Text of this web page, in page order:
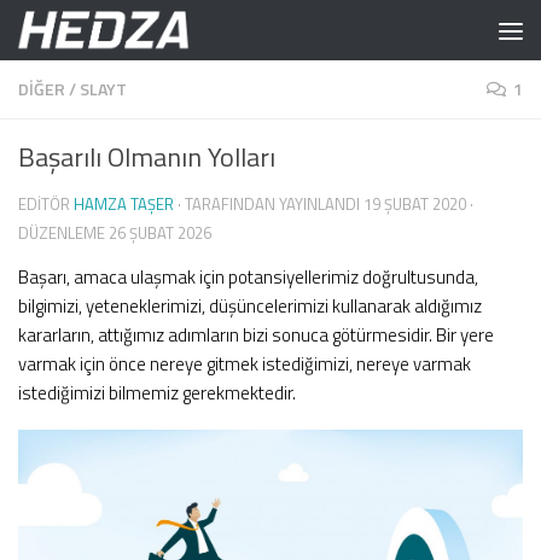
Skip to content
DIĞER/SLAYT 1
Başarılı Olmanın Yolları
EDITÖR HAMZA TAŞER · TARAFINDAN YAYINLANDI 19 ŞUBAT 2020 ·
DÜZENLEME 26 ŞUBAT 2026
Başarı, amaca ulaşmak için potansiyellerimiz doğrultusunda,
bilgimizi, yeteneklerimizi, düşüncelerimizi kullanarak aldığımız
kararların, attığımız adımların bizi sonuca götürmesidir. Bir yere
varmak için önce nereye gitmek istediğimizi, nereye varmak
istediğimizi bilmemiz gerekmektedir.